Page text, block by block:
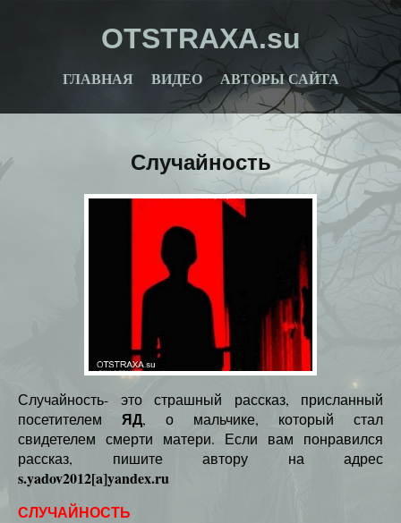
OTSTRAXA.su
ГЛАВНАЯ ВИДЕО АВТОРЫ САЙТА
Случайность
Случайность- это страшный рассказ, присланный
посетителем ЯД, о мальчике, который стал
свидетелем смерти матери. Если вам понравился
рассказ, пишите автору на адрес
s.yadov2012[a]yandex.ru
СЛУЧАЙНОСТЬ